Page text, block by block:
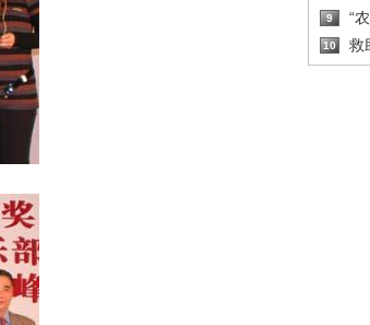
9 “
10 救